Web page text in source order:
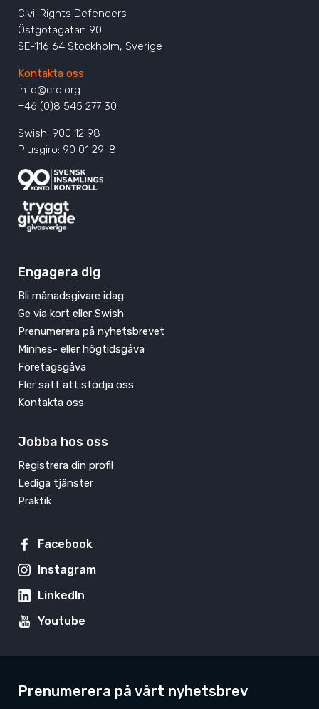
Civil Rights Defenders
Östgötagatan 90
SE-116 64 Stockholm, Sverige
Kontakta oss
info@crd.org
+46 (0)8 545 277 30
Swish: 900 12 98
Plusgiro: 90 01 29-8
Engagera dig
Bli månadsgivare idag
Ge via kort eller Swish
Prenumerera på nyhetsbrevet
Minnes- eller högtidsgåva
Företagsgåva
Fler sätt att stödja oss
Kontakta oss
Jobba hos oss
Registrera din profil
Lediga tjänster
Praktik
Facebook
Instagram
LinkedIn
Youtube
Prenumerera på vårt nyhetsbrev